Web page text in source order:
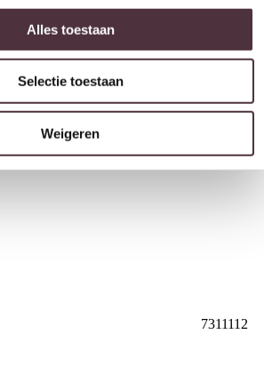
Alles toestaan
Selectie toestaan
Weigeren
cm Sonora hout zwart
In winkelwagen
7311112